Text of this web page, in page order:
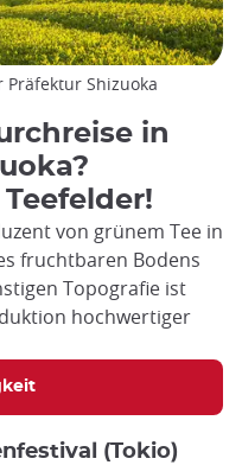
in
von grünem Tee in
fruchtbaren Bodens
Topografie ist
hochwertiger
Shizuoka
(Tokio)